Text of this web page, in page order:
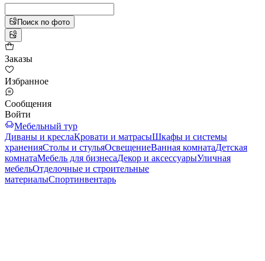
Поиск по фото
Заказы
Избранное
Сообщения
Войти
Мебельный тур
Диваны и креслаКровати и матрасыШкафы и системы
храненияСтолы и стульяОсвещениеВанная комнатаДетская
комнатаМебель для бизнесаДекор и аксессуарыУличная
мебельОтделочные и строительные
материалыСпортинвентарь